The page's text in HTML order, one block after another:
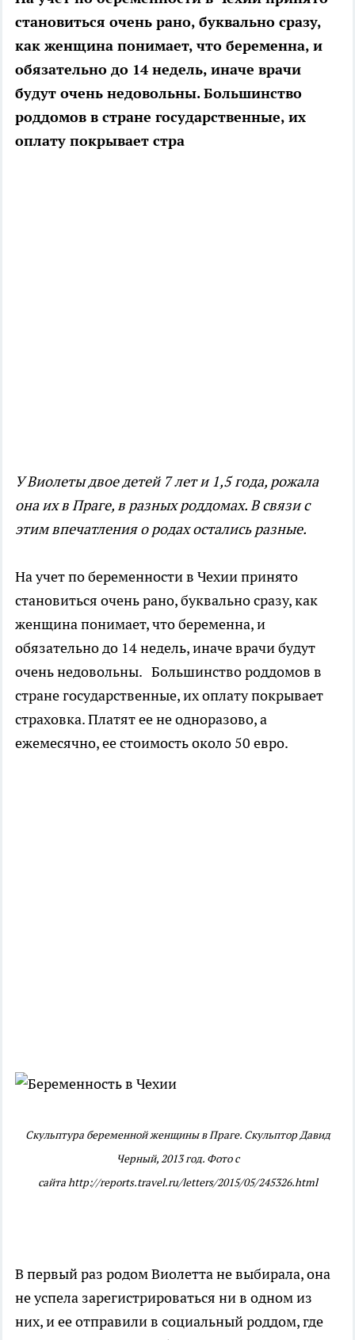
становиться очень рано, буквально сразу,
как женщина понимает, что беременна, и
обязательно до 14 недель, иначе врачи
будут очень недовольны. Большинство
роддомов в стране государственные, их
оплату покрывает стра
У Виолеты двое детей 7 лет и 1,5 года, рожала
она их в Праге, в разных роддомах. В связи с
этим впечатления о родах остались разные.
На учет по беременности в Чехии принято
становиться очень рано, буквально сразу, как
женщина понимает, что беременна, и
обязательно до 14 недель, иначе врачи будут
очень недовольны. Большинство роддомов в
стране государственные, их оплату покрывает
страховка. Платят ее не одноразово, а
ежемесячно, ее стоимость около 50 евро.
Скульптура беременной женщины в Праге. Скульптор Давид
Черный, 2013 год. Фото с
сайта http://reports.travel.ru/letters/2015/05/245326.html
В первый раз родом Виолетта не выбирала, она
не успела зарегистрироваться ни в одном из
них, и ее отправили в социальный роддом, где